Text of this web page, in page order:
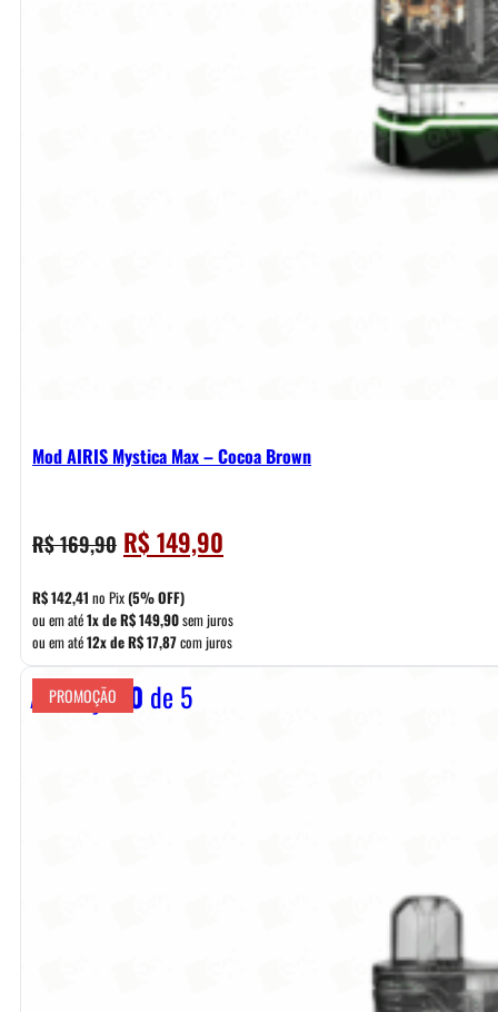
Mod AIRIS Mystica Max – Cocoa Brown
R$169,90 O
preço
original
era:
R$ 169,90.
R$149,90
preço
é:
R$ 149,90.
R$142,41 no Pix(5% OFF)
ou em até1x deR$149,90sem juros
ou em até12x deR$17,87com juros
Avaliação 0 de 5
PROMOÇÃO